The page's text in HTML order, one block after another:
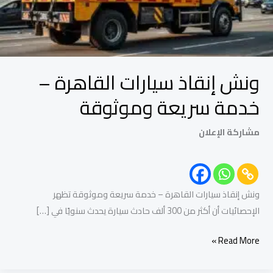
ونش إنقاذ سيارات القاهرة –
خدمة سريعة وموثوقة
مشاركة الإعلان
ونش إنقاذ سيارات القاهرة – خدمة سريعة وموثوقة تظهر
الإحصائيات أن أكثر من 300 ألف حادث سيارة يحدث سنويًا في […]
سريعة
وموثوقة
Read More »